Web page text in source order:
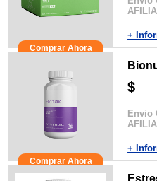
Comprar Ahora
+
Comprar Ahora
$
Envio
+